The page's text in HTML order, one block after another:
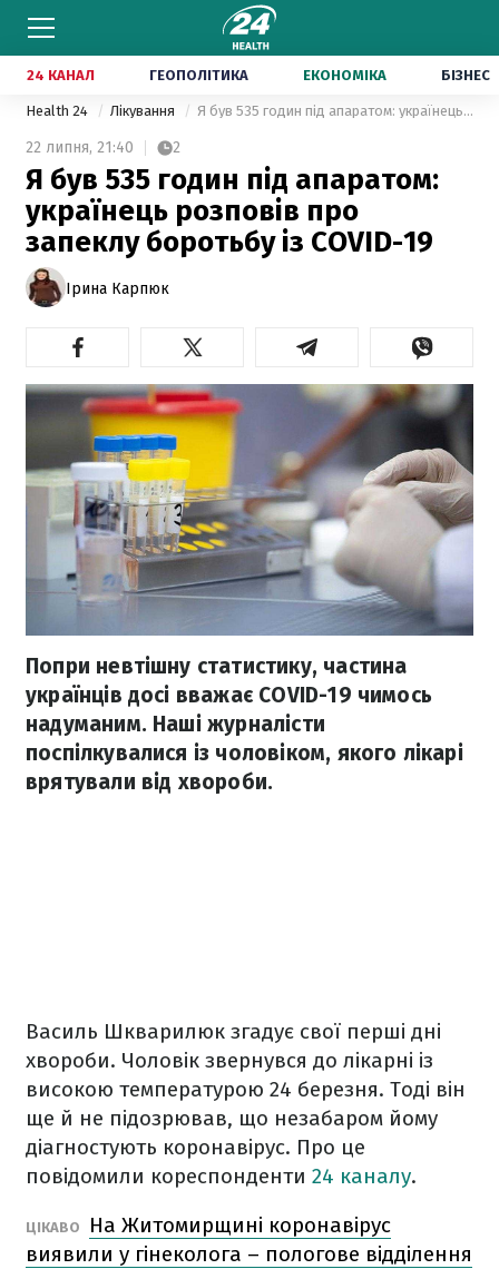
24 КАНАЛ ГЕОПОЛІТИКА ЕКОНОМІКА БІЗНЕС
Health 24 Лікування Я був 535 годин під апаратом: українець розповів про запеклу боротьбу із COVID-19
22 липня, 21:40 2
Я був 535 годин під апаратом:
українець розповів про
запеклу боротьбу із COVID-19
Ірина Карпюк
Попри невтішну статистику, частина
українців досі вважає COVID-19 чимось
надуманим. Наші журналісти
поспілкувалися із чоловіком, якого лікарі
врятували від хвороби.
Василь Шкварилюк згадує свої перші дні
хвороби. Чоловік звернувся до лікарні із
високою температурою 24 березня. Тоді він
ще й не підозрював, що незабаром йому
діагностують коронавірус. Про це
повідомили кореспонденти 24 каналу.
ЦІКАВО
На Житомирщині коронавірус
виявили у гінеколога – пологове відділення